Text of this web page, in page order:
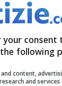
da
prima che
consent
following
content,
and